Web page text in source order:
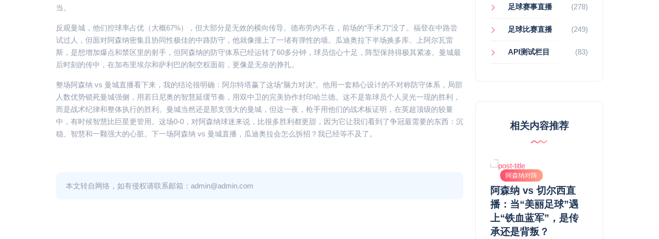
当。
反观曼城，他们控球率占优（大概67%），但大部分是无效的横向传导。德布劳内不在，前场的“手术刀”没了。福登在中路尝
试过人，但面对阿森纳密集且协同性极佳的中路防守，他就像撞上了一堵有弹性的墙。瓜迪奥拉下半场换多库、上阿尔瓦雷
斯，是想增加爆点和禁区里的射手，但阿森纳的防守体系已经运转了60多分钟，球员信心十足，阵型保持得极其紧凑。曼城最
后时刻的传中，在加布里埃尔和萨利巴的制空权面前，更像是无奈的挣扎。
整场阿森纳 vs 曼城直播看下来，我的结论很明确：阿尔特塔赢了这场“脑力对决”。他用一套精心设计的不对称防守体系，局部
人数优势锁死曼城强侧，用若日尼奥的智慧延缓节奏，用双中卫的完美协作封印哈兰德。这不是靠球员个人灵光一现的胜利，
而是战术纪律和整体执行的胜利。曼城当然还是那支强大的曼城，但这一夜，枪手用他们的战术板证明，在英超顶级的较量
中，有时候智慧比巨星更管用。这场0-0，对阿森纳球迷来说，比很多胜利都更甜，因为它让我们看到了争冠最需要的东西：沉
稳、智慧和一颗强大的心脏。下一场阿森纳 vs 曼城直播，瓜迪奥拉会怎么拆招？我已经等不及了。
本文转自网络，如有侵权请联系邮箱：admin@admin.com
足球赛事直播 (278)
足球比赛直播 (249)
API测试栏目 (83)
相关内容推荐
阿森纳对阵
阿森纳 vs 切尔西直
播：当“美丽足球”遇
上“铁血蓝军”，是传
承还是背叛？